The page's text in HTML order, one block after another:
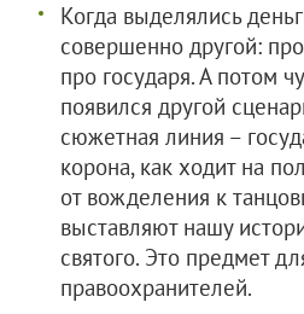
Когда выделялись
совершенно другой:
про государя. А потом
появился другой
сюжетная линия –
корона, как ходит на
от вожделения к
выставляют нашу
святого. Это предмет
правоохранителей.